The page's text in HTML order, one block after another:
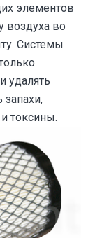
элементов
воздуха во
Системы
удалять
запахи,
токсины.